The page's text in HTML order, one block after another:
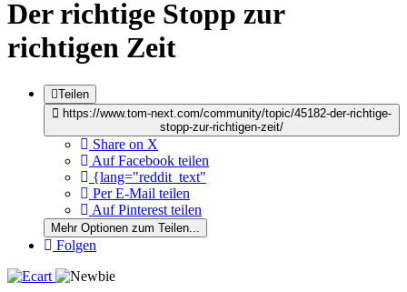
Der richtige Stopp zur
richtigen Zeit
Teilen
https://www.tom-next.com/community/topic/45182-der-richtige-
stopp-zur-richtigen-zeit/
Share on X
Auf Facebook teilen
{lang="reddit_text"
Per E-Mail teilen
Auf Pinterest teilen
Mehr Optionen zum Teilen...
Folgen